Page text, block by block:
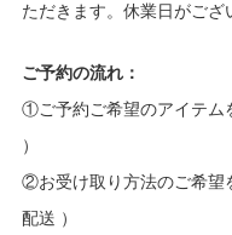
ただきます。休業日がござ
ご予約の流れ：
①ご予約ご希望のアイテム
）
②お受け取り方法のご希望
配送 ）